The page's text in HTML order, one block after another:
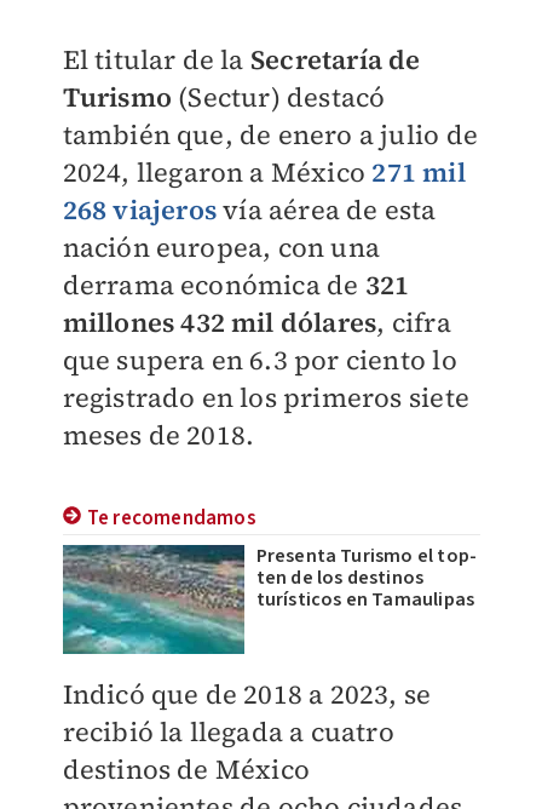
El titular de la Secretaría de
Turismo (Sectur) destacó
también que, de enero a julio de
2024, llegaron a México 271 mil
268 viajerosvía aérea de esta
nación europea, con una
derrama económica de 321
millones 432 mil dólares, cifra
que supera en 6.3 por ciento lo
registrado en los primeros siete
meses de 2018.
Te recomendamos
Presenta Turismo el top-
ten de los destinos
turísticos en Tamaulipas
Indicó que de 2018 a 2023, se
recibió la llegada a cuatro
destinos de México